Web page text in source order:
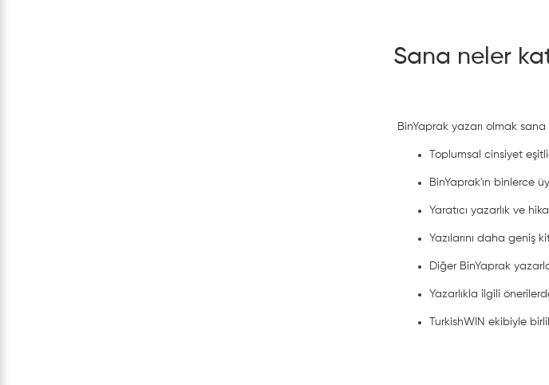
Sana neler
BinYaprak yazarı olmak
Toplumsal cinsiyet
BinYaprak'ın binlerce
Yaratıcı yazarlık ve
Yazılarını daha geniş
Diğer BinYaprak
Yazarlıkla ilgili
TurkishWIN ekibiyle